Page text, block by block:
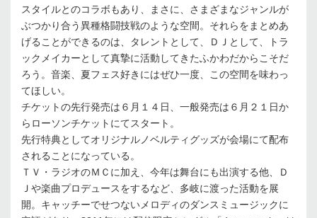
スタイルとのコラボもあり、まさに、さまざまなジャンルが
ぶつかり合う異種格闘技戦のような空間。それらをまとめあ
げることができるのは、タレントとして、ＤＪとして、トラ
ックメイカーとして真摯に活動してきたふかわだからこそだ
ろう。音楽、夏フェス好きにはぜひ一度、この空間を味わっ
てほしい。
チケットの先行発売は６月１４日、一般発売は６月２１日か
らローソンチケットにてスタート。
先行特典としてオリジナルノベルティグッズが会場にて配布
されることになっている。
ＴＶ・ラジオのＭＣに加え、今年は舞台にも出演する他、Ｄ
Ｊや楽曲プロデュースをするなど、多岐に渡った活動を展
開。キャッチーでせつないメロディのダンスミュージックに